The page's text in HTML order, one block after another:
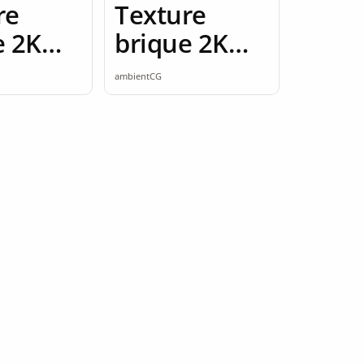
2K
Texture
brique 2K
seamless
ambientCG